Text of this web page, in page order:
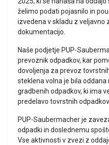
želimo podati pojasnilo in
izvedena v skladu z veljavno
dokumentacijo.
Naše podjetje PUP-
prevoznik odpadkov, kar
dovoljenja za prevoz
steklena volna je bila
gradbenih odpadkov, ki ima
predelavo tovrstnih odpadkov.
PUP-Saubermacher je
odpadki in doslednemu
Vse aktivnosti v zvezi z